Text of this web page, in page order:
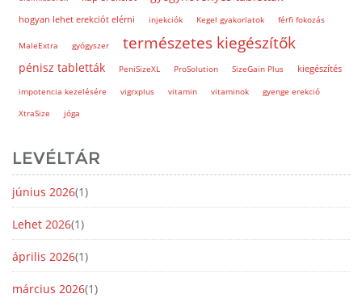
hogyan lehet erekciót elérni injekciók Kegel gyakorlatok férfi fokozás
MaleExtra gyógyszer természetes kiegészítők
pénisz tabletták PeniSizeXL ProSolution SizeGain Plus kiegészítés
impotencia kezelésére vigrxplus vitamin vitaminok
gyenge erekció
XtraSize
jóga
LEVÉLTÁR
június 2026(1)
Lehet 2026(1)
április 2026(1)
március 2026(1)